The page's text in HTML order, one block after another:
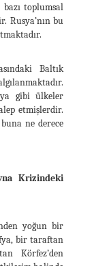
bazı toplumsal
Rusya’nın bu
Baltık
gibi ülkeler
etmişlerdir.
ne derece
Krizindeki
yoğun bir
bir taraftan
Körfez’den